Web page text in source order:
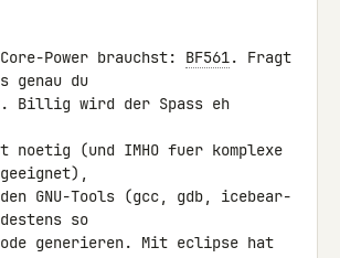
Power brauchst: BF561. Fragt
genau du
Billig wird der Spass eh
noetig (und IMHO fuer komplexe
GNU-Tools (gcc, gdb, icebear-
so
generieren. Mit eclipse hat